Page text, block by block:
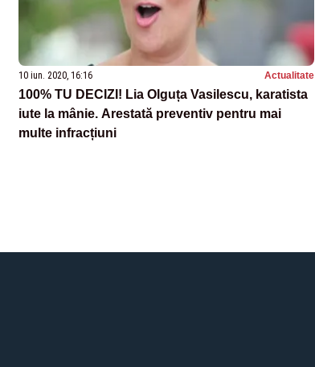
10 iun. 2020, 16:16 Actualitate
100% TU DECIZI! Lia Olguța Vasilescu, karatista
iute la mânie. Arestată preventiv pentru mai
multe infracțiuni